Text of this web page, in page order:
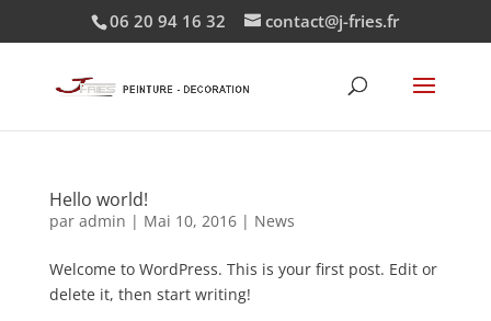
06 20 94 16 32 contact@j-fries.fr
Hello world!
par admin | Mai 10, 2016| News
Welcome to WordPress. This is your first post. Edit or
delete it, then start writing!